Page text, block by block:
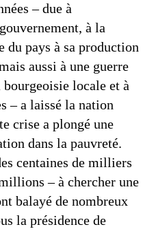
– due à
à la
du pays à sa production
aussi à une guerre
locale et à
– a laissé la nation
crise a plongé une
dans la pauvreté.
centaines de milliers
– à chercher une
balayé de nombreux
la présidence de